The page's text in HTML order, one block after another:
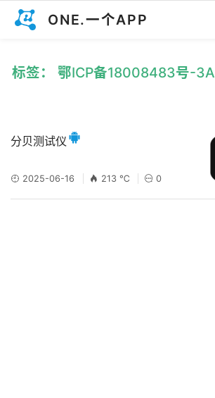
ONE.一个APP
标签： 鄂ICP备18008483号-3A
分贝测试仪
2025-06-16 213 ℃ 0